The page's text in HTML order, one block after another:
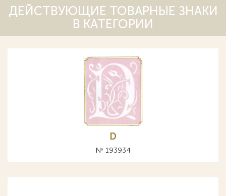
ДЕЙСТВУЮЩИЕ ТОВАРНЫЕ ЗНАКИ
В КАТЕГОРИИ
D
№ 193934